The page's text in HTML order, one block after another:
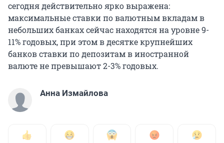
сегодня действительно ярко выражена:
максимальные ставки по валютным вкладам в
небольших банках сейчас находятся на уровне 9-
11% годовых, при этом в десятке крупнейших
банков ставки по депозитам в иностранной
валюте не превышают 2-3% годовых.
Анна Измайлова